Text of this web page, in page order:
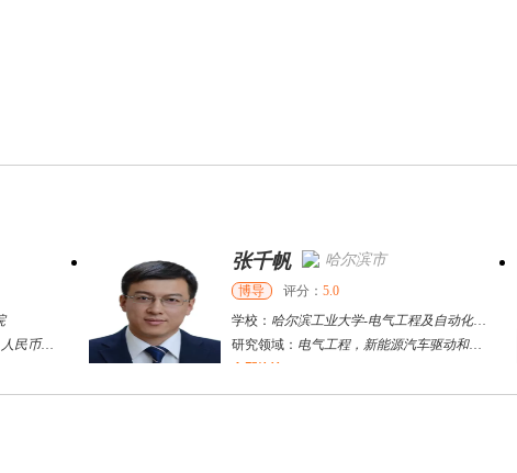
张千帆 哈尔滨市
博导 评分：5.0
学校：
哈尔滨工业大学-电气工程及自动化学院
研究领域：
电气工程，新能源汽车驱动和充电
何斌锋 苏州市